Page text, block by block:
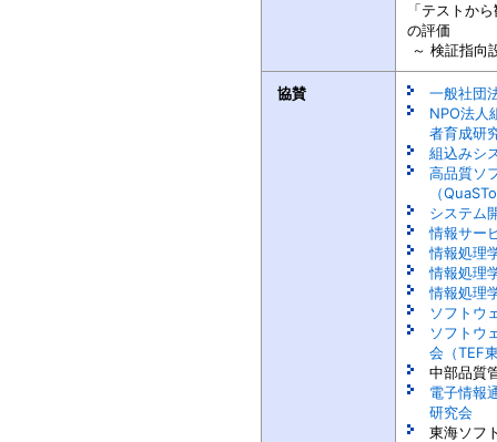
「テストか
の評価
～ 検証指向
協賛
一般社団
NPO法人
者育成研
組込みシ
高品質ソ
（
システム
情報サー
情報処理
情報処理
情報処理
ソフトウ
ソフトウ
会（TEF
中部品質
電子情報
研究会
東海ソフ